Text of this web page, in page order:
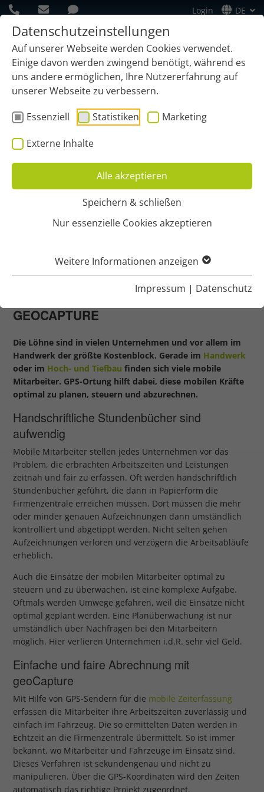
Datenschutzeinstellungen
Auf unserer Webseite werden Cookies verwendet.
Einige davon werden zwingend benötigt, während es
uns andere ermöglichen, Ihre Nutzererfahrung auf
unserer Webseite zu verbessern.
Essenziell
Statistiken Marketing
Externe Inhalte
Alle akzeptieren
Speichern & schließen
Nur essenzielle Cookies akzeptieren
Weitere Informationen anzeigen
Impressum | Datenschutz
Login DE
Lohnkosten senken
GPS-ORTUNG HILFT
LOHNKOSTEN ZU SENKEN
LOHNKOSTEN SENKEN MIT
GEOCAPTURE
Die Löhne sind in vielen Unternehmen und vor allem im
Handwerk der größte Kostenblock. Gerade im Handwerk
oder im Hoch- und Tiefbau finden sich viele mobile
Mitarbeiter. GPS-Ortung hilft dabei, diese mobilen Kräfte
optimal zu planen, steuern und abzurechnen.
Handschriftliche Stundenbücher sind
aufwendig
Mobile Mitarbeiter stellen jedes Unternehmen vor das
Problem, die erbrachten Arbeitszeiten und Leistungen
zeitnah und fair zu erfassen. Oft werden handschriftlich
Stundenbücher geführt, die dann in Papierform die
Firmenzentrale erreichen müssen. Dort müssen die mehr
oder minder genauen Aufzeichnungen dann umständlich
kontrolliert und abgetippt werden. Nicht selten gehen
Aufzeichnungen verloren und verzögern die Arbeitsabläufe
erheblich.
Auch die Einsätze der mobilen Mitarbeiter optimal zu
steuern und zu überwachen, ist eine komplexe Aufgabe.
Oftmals werden Umwege gefahren, weil die Einsätze nicht
optimal geplant werden. Eine Planüberwachung ist nur
umständlich über Nachfragen bei den Mitarbeitern
möglich. Hier verlieren Unternehmen i.d.R. sehr viel Geld.
Einfache und faire Abrechnung mit
geoCapture
Mit Hilfe von GPS-Sendern für die mobile Zeiterfassung
erfassen die Mitarbeiter ihre Arbeitszeiten zuverlässig und
einfach im Fahrzeug. Die so ermittelten Daten werden in
Echtzeit an die Firmenzentrale übermittelt. So ist immer
bekannt, wo Mitarbeiter und Fahrzeuge im Einsatz sind.
Dieses Verfahren ist sekundengenau und nicht zu
manipulieren. Über die GPS-Koordinaten wird den Zeiten
automatisch das richtige Projekt zugeordnet.